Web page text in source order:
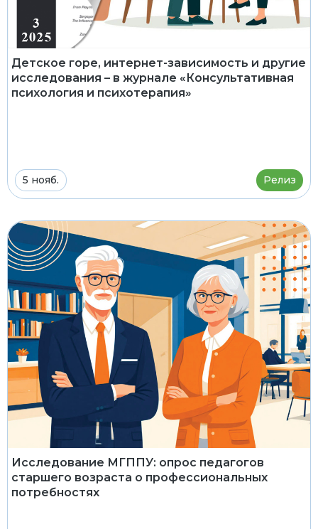
Детское горе, интернет-зависимость и другие
исследования – в журнале «Консультативная
психология и психотерапия»
5 нояб. Релиз
Исследование МГППУ: опрос педагогов
старшего возраста о профессиональных
потребностях